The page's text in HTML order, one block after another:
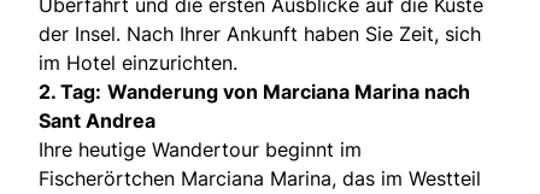
Überfahrt und die ersten Ausblicke auf die Küste
der Insel. Nach Ihrer Ankunft haben Sie Zeit, sich
im Hotel einzurichten.
2. Tag: Wanderung von Marciana Marina nach
Sant Andrea
Ihre heutige Wandertour beginnt im
Fischerörtchen Marciana Marina, das im Westteil